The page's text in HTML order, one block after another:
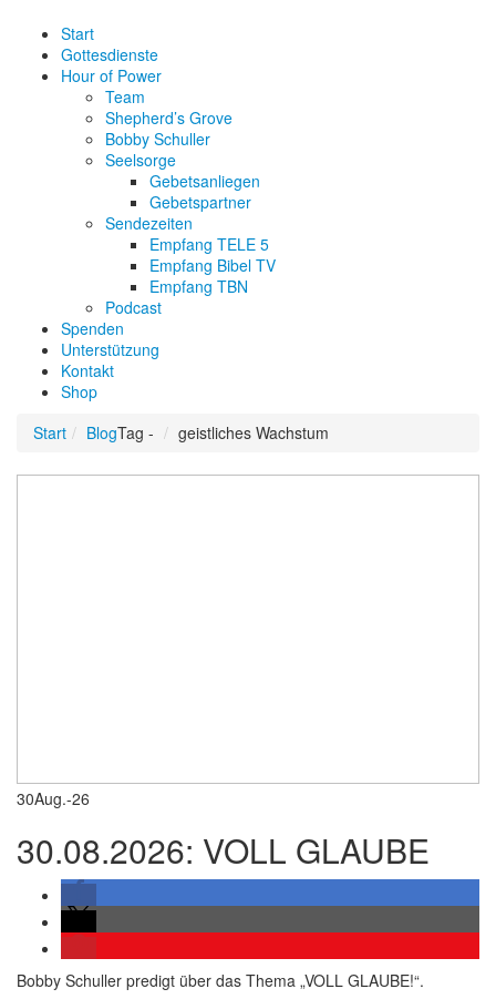
Start
Gottesdienste
Hour of Power
Team
Shepherd’s Grove
Bobby Schuller
Seelsorge
Gebetsanliegen
Gebetspartner
Sendezeiten
Empfang TELE 5
Empfang Bibel TV
Empfang TBN
Podcast
Spenden
Unterstützung
Kontakt
Shop
Start
BlogTag - geistliches Wachstum
30Aug.-26
30.08.2026: VOLL GLAUBE
Bobby Schuller predigt über das Thema „VOLL GLAUBE!“.